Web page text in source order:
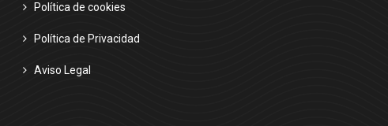
Política de cookies
Política de Privacidad
Aviso Legal